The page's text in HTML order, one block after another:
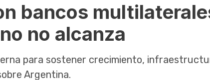
bancos
no alcanza
para sostener crecimiento,
Argentina.